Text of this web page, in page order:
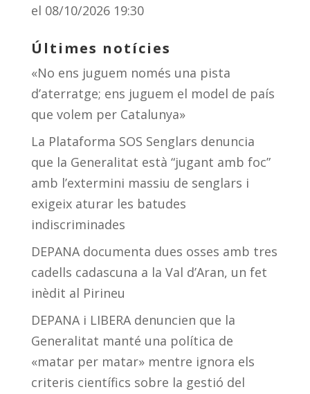
el 08/10/2026 19:30
Últimes notícies
«No ens juguem només una pista
d’aterratge; ens juguem el model de país
que volem per Catalunya»
La Plataforma SOS Senglars denuncia
que la Generalitat està “jugant amb foc”
amb l’extermini massiu de senglars i
exigeix aturar les batudes
indiscriminades
DEPANA documenta dues osses amb tres
cadells cadascuna a la Val d’Aran, un fet
inèdit al Pirineu
DEPANA i LIBERA denuncien que la
Generalitat manté una política de
«matar per matar» mentre ignora els
criteris científics sobre la gestió del